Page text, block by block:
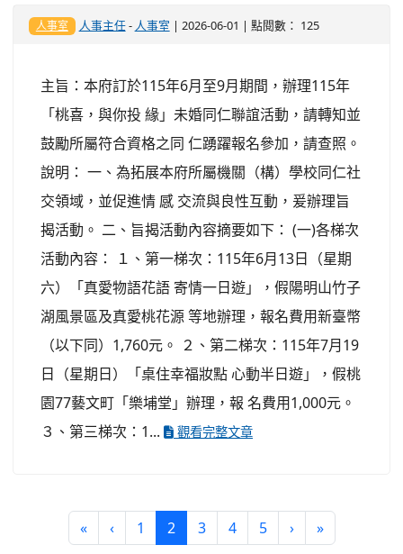
人事室 人事主任- 人事室 | 2026-06-01 | 點閱數： 125
主旨：本府訂於115年6月至9月期間，辦理115年
「桃喜，與你投 緣」未婚同仁聯誼活動，請轉知並
鼓勵所屬符合資格之同 仁踴躍報名參加，請查照。
說明： 一、為拓展本府所屬機關（構）學校同仁社
交領域，並促進情 感 交流與良性互動，爰辦理旨
揭活動。 二、旨揭活動內容摘要如下： (一)各梯次
活動內容： １、第一梯次：115年6月13日（星期
六）「真愛物語花語 寄情一日遊」，假陽明山竹子
湖風景區及真愛桃花源 等地辦理，報名費用新臺幣
（以下同）1,760元。 ２、第二梯次：115年7月19
日（星期日）「桌住幸福妝點 心動半日遊」，假桃
園77藝文町「樂埔堂」辦理，報 名費用1,000元。
３、第三梯次：1...
觀看完整文章
« ‹ 1 2(current)
3 4 5 › »